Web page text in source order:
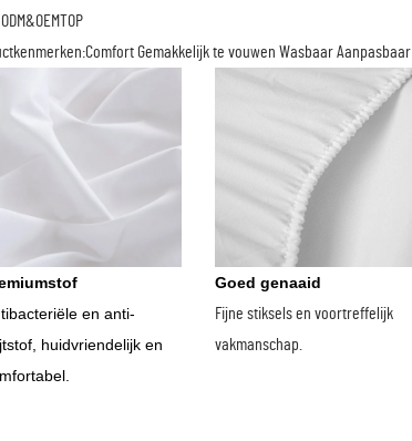
Gemakkelijk te vouwen Wasbaar Aanpasbaar
en anti-
huidvriendelijk en
Goed genaaid
Fijne stiksels en voortreffelijk
vakmanschap.